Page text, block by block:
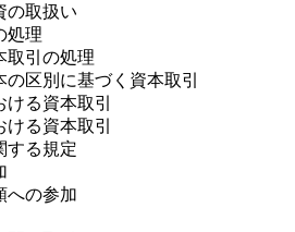
取扱い
理
引の処理
別に基づく資本取引
資本取引
資本取引
る規定
の参加